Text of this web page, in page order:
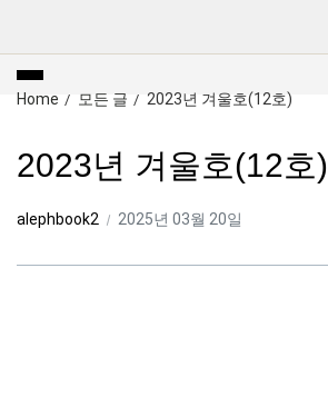
Home 모든 글 2023년 겨울호(12호)
2023년 겨울호(12호)
alephbook2 2025년 03월 20일